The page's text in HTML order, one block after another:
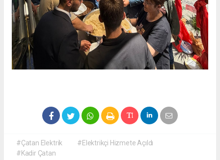
#Çatan Elektrik
#Elektrikçi Hizmete Açıldı
#Kadir Çatan